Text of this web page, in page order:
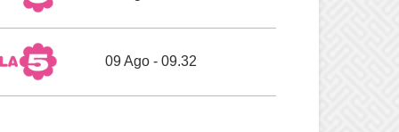
09 Ago - 09.32